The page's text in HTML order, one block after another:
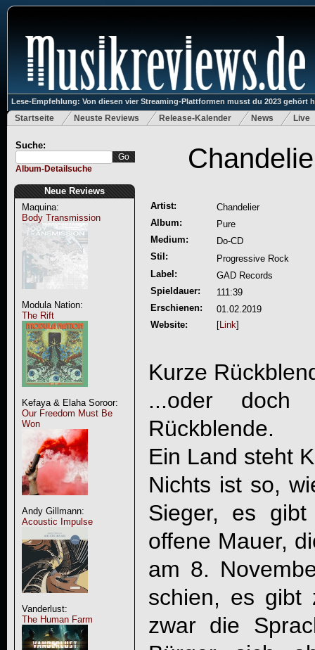
Lese-Empfehlung: Von diesen vier Streaming-Plattformen musst du 2023 gehört
Startseite Neuste Reviews Release-Kalender News Live
Suche:
Album-Detailsuche
Neue Reviews
Maquina:
Body Transmission
Modula Nation:
The Rift
Kefaya & Elaha Soroor:
Our Freedom Must Be
Won
Andy Gillmann:
Acoustic Impulse
Vanderlust:
The Human Farm
Artist:
Chandelier
Album:
Pure
Medium:
Do-CD
Stil:
Progressive Rock
Label:
GAD Records
Spieldauer:
111:39
Erschienen:
01.02.2019
Website:
[Link]
Kurze
...oder doch
Rückblende.
Ein Land steht
Nichts ist so,
Sieger, es
offene Mauer,
am 8.
schien, es gibt
zwar die